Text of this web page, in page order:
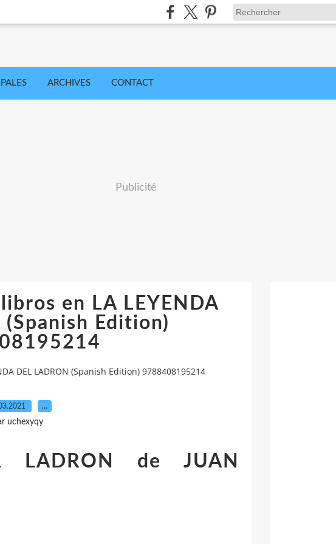
ARCHIVES CONTACT
Publicité
en LA LEYENDA
(Spanish Edition)
DEL LADRON (Spanish Edition) 9788408195214
…
uchexyqy
LADRON de JUAN